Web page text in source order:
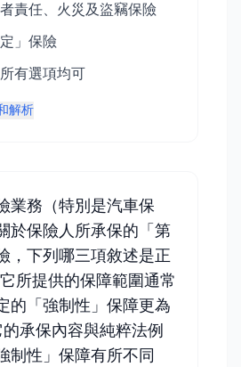
責任、火災及盜竊保險
定」保險
有選項均可
解析
業務（特別是汽車保
於保險人所承保的「第
，下列哪三項敘述是正
所提供的保障範圍通常
的「強制性」保障更為
的承保內容與純粹法例
制性」保障有所不同